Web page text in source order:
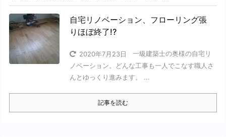
自宅リノベーション、フローリング張
りほぼ終了!?
2020年7月23日
一級建築士の奥様の自宅リ
ノベーション。どんな工事も一人でこなす職人さ
んとゆっくり進みます。 ...
記事を読む